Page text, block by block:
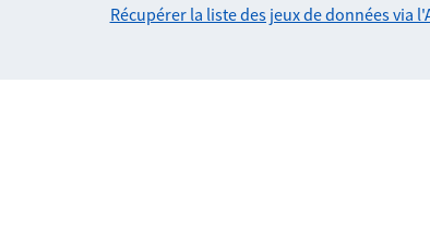
Récupérer la liste des jeux de données via